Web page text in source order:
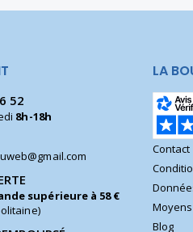
52
8h-18h
supérieure à 58 €
LA
Contact
Blog